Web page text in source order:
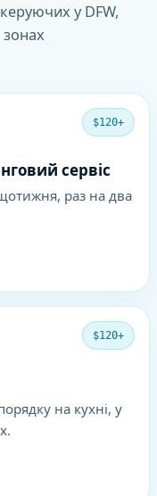
у DFW,
$120+
сервіс
раз на два
$120+
на кухні, у